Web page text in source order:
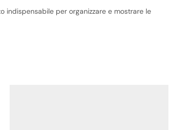
indispensabile per organizzare e mostrare le